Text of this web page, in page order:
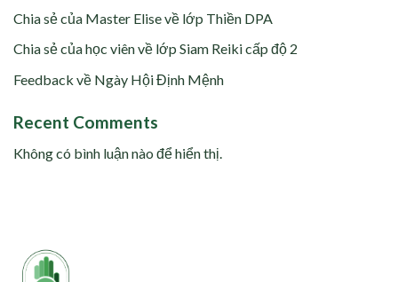
Chia sẻ của Master Elise về lớp Thiền DPA
Chia sẻ của học viên về lớp Siam Reiki cấp độ 2
Feedback về Ngày Hội Định Mệnh
Recent Comments
Không có bình luận nào để hiển thị.